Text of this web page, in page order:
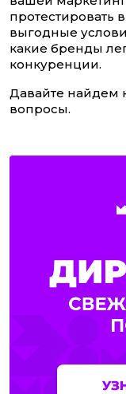
протестировать
выгодные
какие бренды
конкуренции.
Давайте найдем
вопросы.